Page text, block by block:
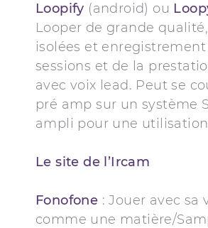
Loopify (android) ou
Looper de grande
isolées et enregistrement
sessions et de la
avec voix lead. Peut se
pré amp sur un système
ampli pour une
Le site de l’Ircam
Fonofone : Jouer avec sa
comme une matière/